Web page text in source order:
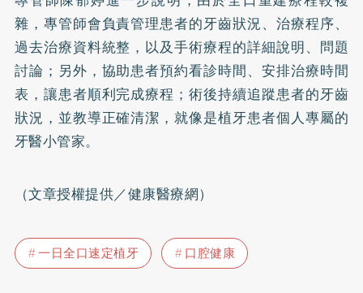
雜，專管師會負責管理患者的牙齒狀況、治療程序、
過去治療資料統整，以及手術療程的詳細說明、問題
討論；另外，協助患者預約看診時間、安排治療時間
表，讓患者順利完成療程；術後持續追蹤患者的牙齒
狀況，並教導正確清潔，就像是植牙患者個人專屬的
牙醫小管家。
（文章授權提供／健康醫療網）
一日全口速定植牙 口腔健康